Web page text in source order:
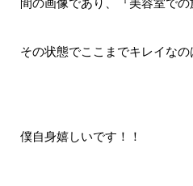
間の画像であり、『美容室での
その状態でここまでキレイなの
僕自身嬉しいです！！